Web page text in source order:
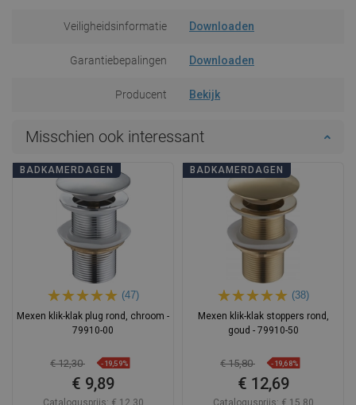
Veiligheidsinformatie Downloaden
Garantiebepalingen Downloaden
Producent Bekijk
Misschien ook interessant
BADKAMERDAGEN
(47)
Mexen klik-klak plug rond, chroom -
79910-00
€ 12,30 -19,59%
€ 9,89
Catalogusprijs: € 12,30
BADKAMERDAGEN
(38)
Mexen klik-klak stoppers rond,
goud - 79910-50
€ 15,80 -19,68%
€ 12,69
Catalogusprijs: € 15,80